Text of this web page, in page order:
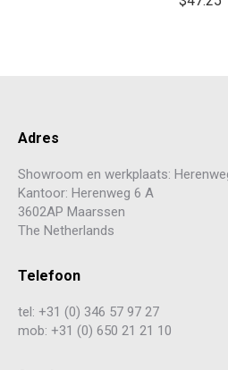
Adres
Showroom en werkplaats:
Kantoor: Herenweg 6 A
3602AP Maarssen
The Netherlands
Telefoon
tel: +31 (0) 346 57 97 27
mob: +31 (0) 650 21 21 10